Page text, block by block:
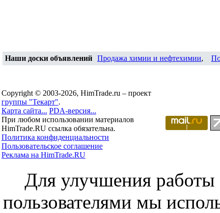
Наши доски объявлений Продажа химии и нефтехимии,
Copyright © 2003-2026, HimTrade.ru – проект
группы "Текарт".
Карта сайта... PDA-версия...
При любом использовании материалов
HimTrade.RU ссылка обязательна.
Политика конфиденциальности
Пользовательское соглашение
Реклама на HimTrade.RU
Для улучшения работы
пользователями мы